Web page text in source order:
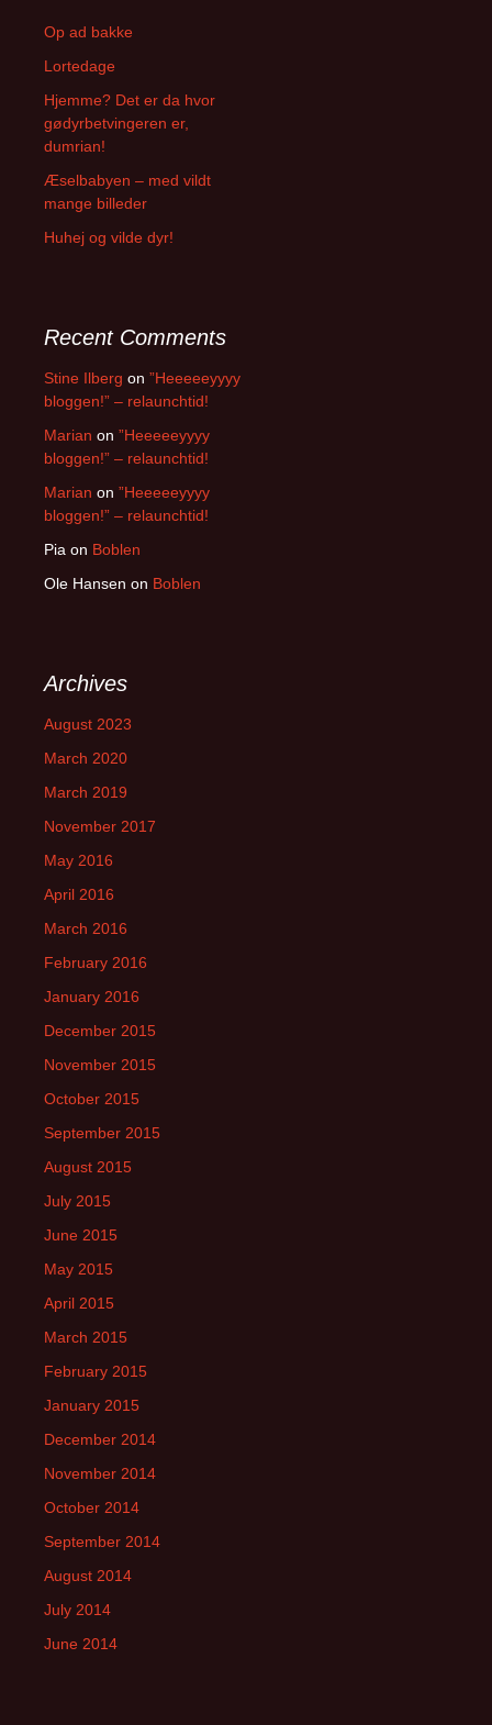
f
r
:
Op ad bakke
Lortedage
Hjemme? Det er da hvor
gødyrbetvingeren er,
dumrian!
Æselbabyen – med vildt
mange billeder
Huhej og vilde dyr!
Recent Comments
Stine Ilberg on ”Heeeeeyyyy
bloggen!” – relaunchtid!
Marian on ”Heeeeeyyyy
bloggen!” – relaunchtid!
Marian on ”Heeeeeyyyy
bloggen!” – relaunchtid!
Pia on Boblen
Ole Hansen on Boblen
Archives
August 2023
March 2020
March 2019
November 2017
May 2016
April 2016
March 2016
February 2016
January 2016
December 2015
November 2015
October 2015
September 2015
August 2015
July 2015
June 2015
May 2015
April 2015
March 2015
February 2015
January 2015
December 2014
November 2014
October 2014
September 2014
August 2014
July 2014
June 2014